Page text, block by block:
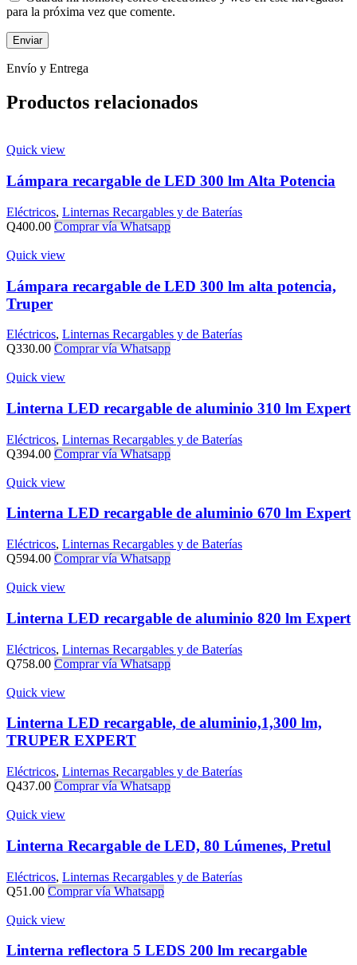
para la próxima vez que comente.
Envío y Entrega
Productos relacionados
Quick view
Lámpara recargable de LED 300 lm Alta Potencia
Eléctricos, Linternas Recargables y de Baterías
Q400.00 Comprar vía Whatsapp
Quick view
Lámpara recargable de LED 300 lm alta potencia,
Truper
Eléctricos, Linternas Recargables y de Baterías
Q330.00 Comprar vía Whatsapp
Quick view
Linterna LED recargable de aluminio 310 lm Expert
Eléctricos, Linternas Recargables y de Baterías
Q394.00 Comprar vía Whatsapp
Quick view
Linterna LED recargable de aluminio 670 lm Expert
Eléctricos, Linternas Recargables y de Baterías
Q594.00 Comprar vía Whatsapp
Quick view
Linterna LED recargable de aluminio 820 lm Expert
Eléctricos, Linternas Recargables y de Baterías
Q758.00 Comprar vía Whatsapp
Quick view
Linterna LED recargable, de aluminio,1,300 lm,
TRUPER EXPERT
Eléctricos, Linternas Recargables y de Baterías
Q437.00 Comprar vía Whatsapp
Quick view
Linterna Recargable de LED, 80 Lúmenes, Pretul
Eléctricos, Linternas Recargables y de Baterías
Q51.00 Comprar vía Whatsapp
Quick view
Linterna reflectora 5 LEDS 200 lm recargable